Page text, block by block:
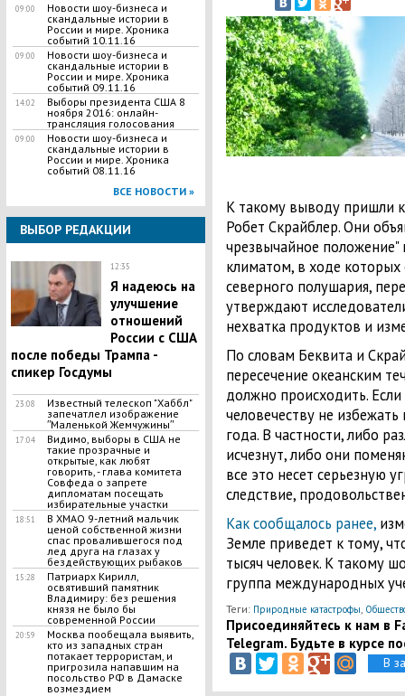
09:00
Новости шоу-бизнеса и
скандальные истории в
России и мире. Хроника
событий 10.11.16
09:00
Новости шоу-бизнеса и
скандальные истории в
России и мире. Хроника
событий 09.11.16
14:02
Выборы президента США 8
ноября 2016: онлайн-
трансляция голосования
09:00
Новости шоу-бизнеса и
скандальные истории в
России и мире. Хроника
событий 08.11.16
ВСЕ НОВОСТИ »
ВЫБОР РЕДАКЦИИ
12:35
Я надеюсь на
улучшение
отношений
России с США
после победы Трампа -
спикер Госдумы
23:08
Известный телескоп "Хаббл"
запечатлел изображение
ʺМаленькой Жемчужиныʺ
17:04
Видимо, выборы в США не
такие прозрачные и
открытые, как любят
говорить, - глава комитета
Совфеда о запрете
дипломатам посещать
избирательные участки
18:51
В ХМАО 9-летний мальчик
ценой собственной жизни
спас провалившегося под
лед друга на глазах у
бездействующих рыбаков
15:28
Патриарх Кирилл,
освятивший памятник
Владимиру: без решения
князя не было бы
современной России
20:59
Москва пообещала выявить,
кто из западных стран
потакает террористам, и
пригрозила напавшим на
посольство РФ в Дамаске
возмездием
К такому выводу пришли
Робет Скрайблер. Они
чрезвычайное положение"
климатом, в ходе которых
северного полушария,
утверждают
нехватка продуктов и
По словам Беквита и
пересечение океанским
должно происходить.
человечеству не
года. В частности, либо
исчезнут, либо они
все это несет серьезную
следствие,
Как сообщалось ранее,
Земле приведет к тому,
тысяч человек. К такому
группа международных
Теги: Природные катастрофы
Присоединяйтесь к нам в
Telegram. Будьте в курсе
В